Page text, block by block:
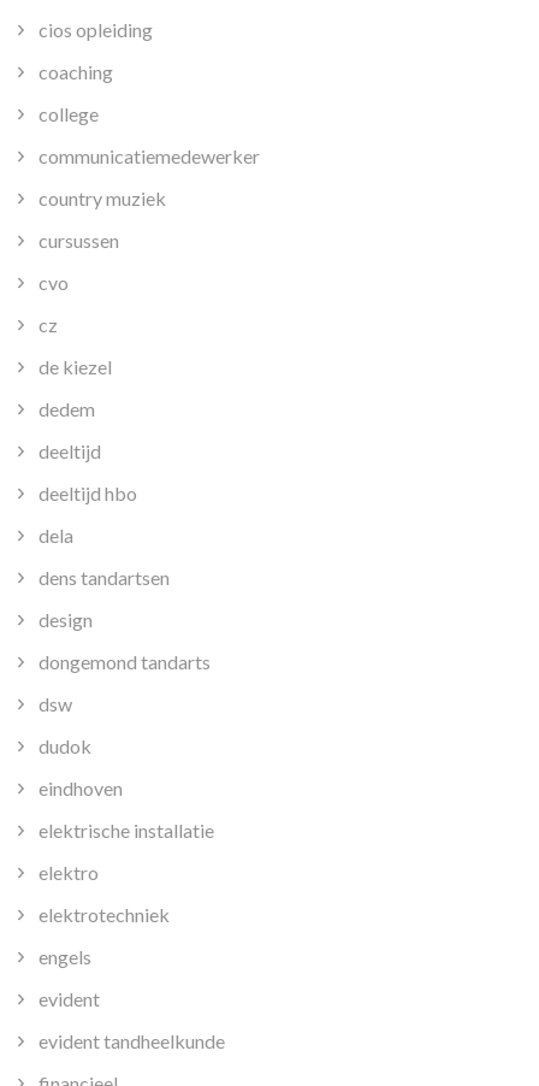
cios opleiding
coaching
college
communicatiemedewerker
country muziek
cursussen
cvo
cz
de kiezel
dedem
deeltijd
deeltijd hbo
dela
dens tandartsen
design
dongemond tandarts
dsw
dudok
eindhoven
elektrische installatie
elektro
elektrotechniek
engels
evident
evident tandheelkunde